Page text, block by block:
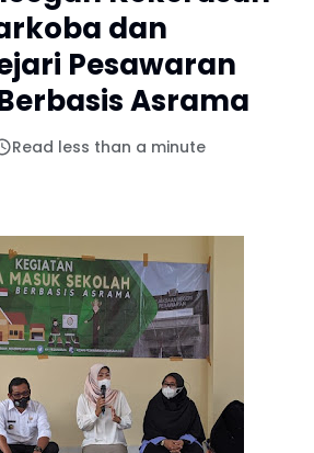
dan
Pesawaran
Asrama
Read less than a minute